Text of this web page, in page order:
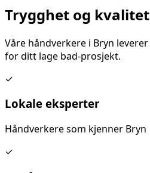
Trygghet og
Våre håndverkere i Bryn
for ditt lage bad-prosjekt.
✓
Lokale eksperter
Håndverkere som kjenner Bryn
✓